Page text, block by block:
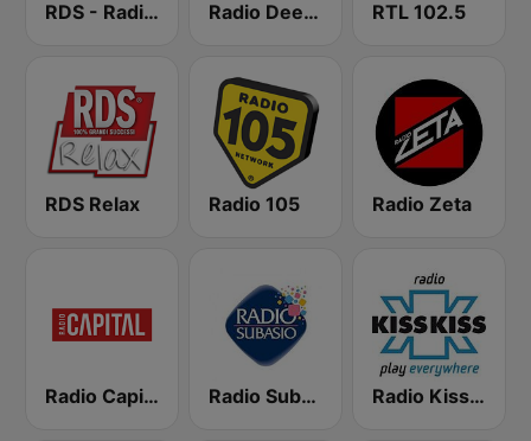
RDS - Radio Dimensione Suono Radio Deejay RTL 102.5
RDS Relax Radio 105 Radio Zeta
Radio Capital Radio Subasio Radio Kiss Kiss